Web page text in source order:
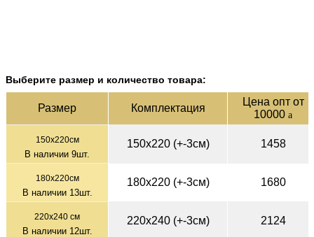
Выберите размер и количество товара:
Раз­мер Ком­плек­тация
Цена опт от
10000 a
150х220см
В наличии 9шт.
150х220 (+-3см) 1458
180х220см
В наличии 13шт.
180х220 (+-3см) 1680
220х240 см
В наличии 12шт.
220х240 (+-3см) 2124